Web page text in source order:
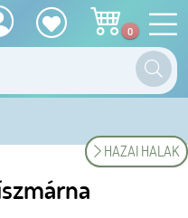
0
HAZAI HALAK